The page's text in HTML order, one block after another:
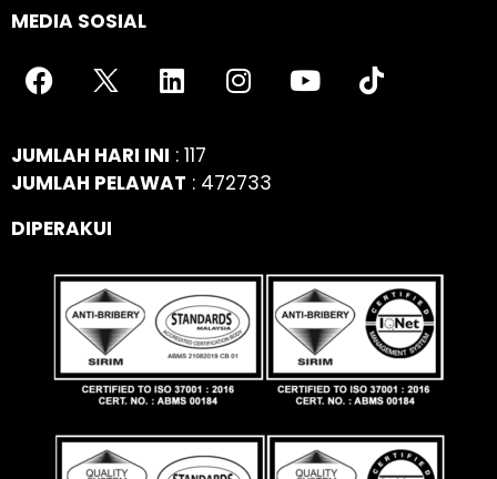
MEDIA SOSIAL
JUMLAH HARI INI : 117
JUMLAH PELAWAT : 472733
DIPERAKUI